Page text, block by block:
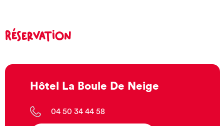
Réservation
Hôtel La Boule De Neige
04 50 34 44 58